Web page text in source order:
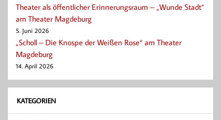
Theater als öffentlicher Erinnerungsraum – „Wunde Stadt“
am Theater Magdeburg
5. Juni 2026
„Scholl – Die Knospe der Weißen Rose“ am Theater
Magdeburg
14. April 2026
KATEGORIEN